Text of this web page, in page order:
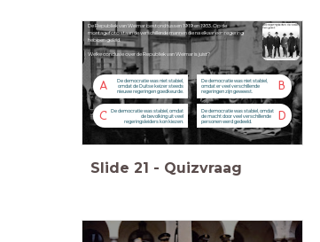
De Republiek van Weimar bestond tussen 1919 en 1933. Op de
montagefoto staan de verschillende mannen die na elkaar een regering
hebben geleid.
Welke conclusie over de Republiek van Weimar is juist?
A
De democratie was niet stabiel,
omdat de Duitse keizer steeds
nieuwe regeringen goedkeurde.
B
De democratie was niet stabiel,
omdat er veel verschillende
regeringen zijn geweest.
C
De democratie was stabiel, omdat
de bevolking uit veel
regeringsleiders kon kiezen.
D
De democratie was stabiel, omdat
de macht door veel verschillende
personen werd gedeeld.
Slide 21 - Quizvraag